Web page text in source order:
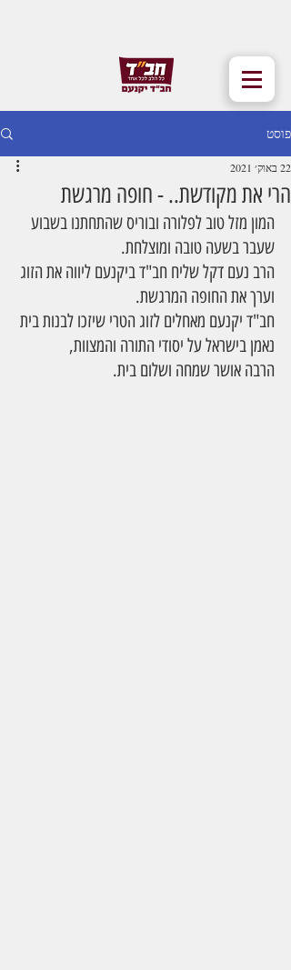
פוסט
הרי את מקודשת.. - חופה מרגשת
22 באוק׳ 2021
המון מזל טוב לפלורה ובוריס שהתחתנו בשבוע
שעבר בשעה טובה ומוצלחת.
הרב נעם דקל שליח חב"ד ביקנעם ליווה את הזוג
וערך את החופה המרגשת.
חב"ד יקנעם מאחלים לזוג הטרי שיזכו לבנות בית
נאמן בישראל על יסודי התורה והמצוות,
הרבה אושר שמחה ושלום בית.